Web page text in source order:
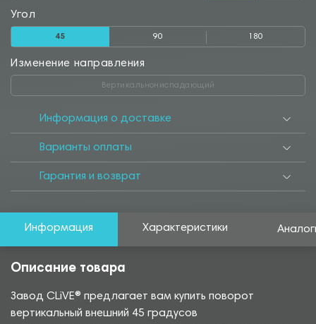
Угол
45 90 180
Изменение направления
Вертикальнониспадающий
Информация о доставке
Варианты оплаты
Гарантия и возврат
Информация Характеристики
Описание товара
Завод CLiVE® предлагает вам купить поворот
вертикальный внешний 45 градусов